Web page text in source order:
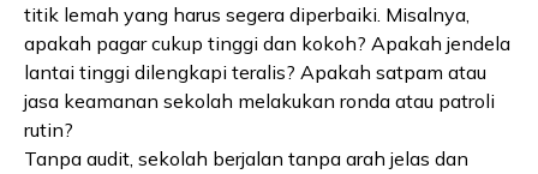
titik lemah yang harus segera diperbaiki. Misalnya,
apakah pagar cukup tinggi dan kokoh? Apakah jendela
lantai tinggi dilengkapi teralis? Apakah satpam atau
jasa keamanan sekolah melakukan ronda atau patroli
rutin?
Tanpa audit, sekolah berjalan tanpa arah jelas dan